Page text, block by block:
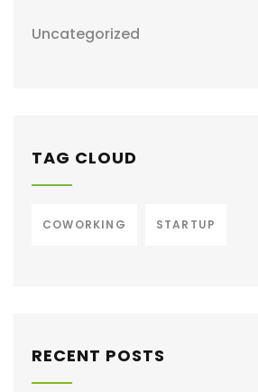
Uncategorized
TAG CLOUD
COWORKING STARTUP
RECENT POSTS